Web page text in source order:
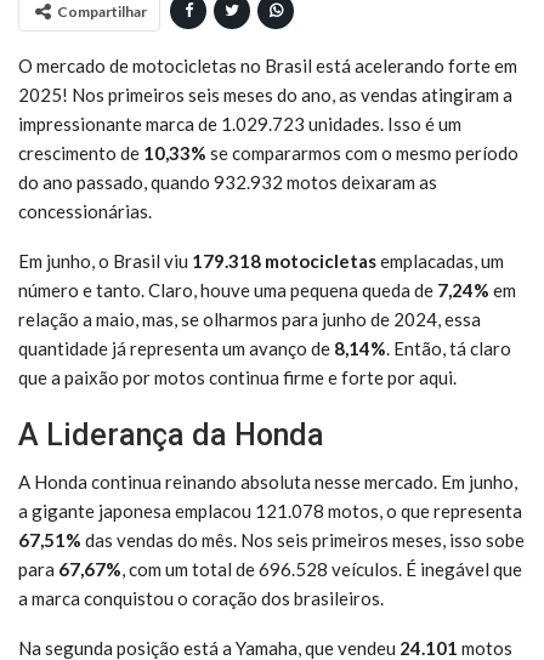
Compartilhar
O mercado de motocicletas no Brasil está acelerando forte em
2025! Nos primeiros seis meses do ano, as vendas atingiram a
impressionante marca de 1.029.723 unidades. Isso é um
crescimento de 10,33% se compararmos com o mesmo período
do ano passado, quando 932.932 motos deixaram as
concessionárias.
Em junho, o Brasil viu 179.318 motocicletasemplacadas, um
número e tanto. Claro, houve uma pequena queda de 7,24% em
relação a maio, mas, se olharmos para junho de 2024, essa
quantidade já representa um avanço de 8,14%. Então, tá claro
que a paixão por motos continua firme e forte por aqui.
A Liderança da Honda
A Honda continua reinando absoluta nesse mercado. Em junho,
a gigante japonesa emplacou 121.078 motos, o que representa
67,51% das vendas do mês. Nos seis primeiros meses, isso sobe
para 67,67%, com um total de 696.528 veículos. É inegável que
a marca conquistou o coração dos brasileiros.
Na segunda posição está a Yamaha, que vendeu 24.101 motos